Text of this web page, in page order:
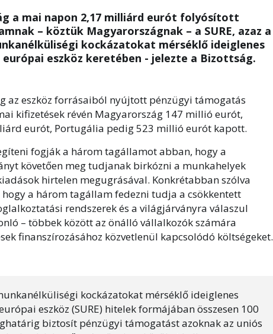
a mai napon 2,17 milliárd eurót folyósított
– köztük Magyarországnak – a SURE, azaz a
kockázatokat mérséklő ideiglenes
eszköz keretében - jelezte a Bizottság.
az eszköz forrásaiból nyújtott pénzügyi támogatás
kifizetések révén Magyarország 147 millió eurót,
eurót, Portugália pedig 523 millió eurót kapott.
fogják a három tagállamot abban, hogy a
követően meg tudjanak birkózni a munkahelyek
hirtelen megugrásával. Konkrétabban szólva
a három tagállam fedezni tudja a csökkentett
rendszerek és a világjárványra válaszul
– többek között az önálló vállalkozók számára
finanszírozásához közvetlenül kapcsolódó költségeket.
kockázatokat mérséklő ideiglenes
eszköz (SURE) hitelek formájában összesen 100
biztosít pénzügyi támogatást azoknak az uniós